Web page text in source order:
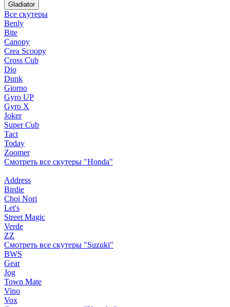
Gladiator
Все скутеры
Benly
Bite
Canopy
Crea Scoopy
Cross Cub
Dio
Dunk
Giorno
Gyro UP
Gyro X
Joker
Super Cub
Tact
Today
Zoomer
Смотреть все скутеры "Honda"
Address
Birdie
Choi Nori
Let's
Street Magic
Verde
ZZ
Смотреть все скутеры "Suzuki"
BWS
Gear
Jog
Town Mate
Vino
Vox